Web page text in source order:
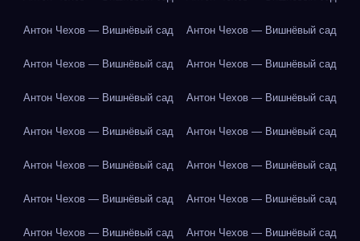
Антон Чехов — Вишнёвый сад Антон Чехов — Вишнёвый сад
Антон Чехов — Вишнёвый сад Антон Чехов — Вишнёвый сад
Антон Чехов — Вишнёвый сад Антон Чехов — Вишнёвый сад
Антон Чехов — Вишнёвый сад Антон Чехов — Вишнёвый сад
Антон Чехов — Вишнёвый сад Антон Чехов — Вишнёвый сад
Антон Чехов — Вишнёвый сад Антон Чехов — Вишнёвый сад
Антон Чехов — Вишнёвый сад Антон Чехов — Вишнёвый сад